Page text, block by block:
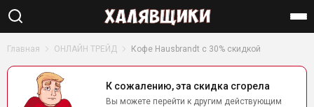
Главная ОНЛАЙН ТРЕЙД Кофе Hausbrandt с 30% скидкой
К сожалению, эта скидка сгорела
Вы можете перейти к другим действующим